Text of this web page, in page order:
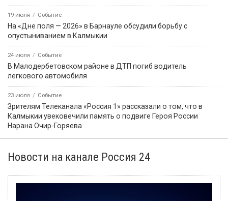
19 июля Событие
На «Дне поля — 2026» в Барнауле обсудили борьбу с
опустыниванием в Калмыкии
24 июля Событие
В Малодербетовском районе в ДТП погиб водитель
легкового автомобиля
23 июля Событие
Зрителям Телеканала «Россия 1» рассказали о том, что в
Калмыкии увековечили память о подвиге Героя России
Нарана Очир-Горяева
Новости на канале Россия 24